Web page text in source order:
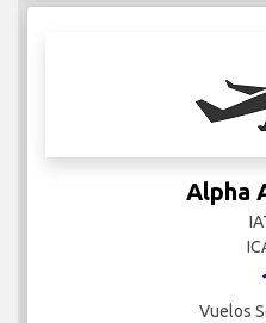
Alpha
Vuelos